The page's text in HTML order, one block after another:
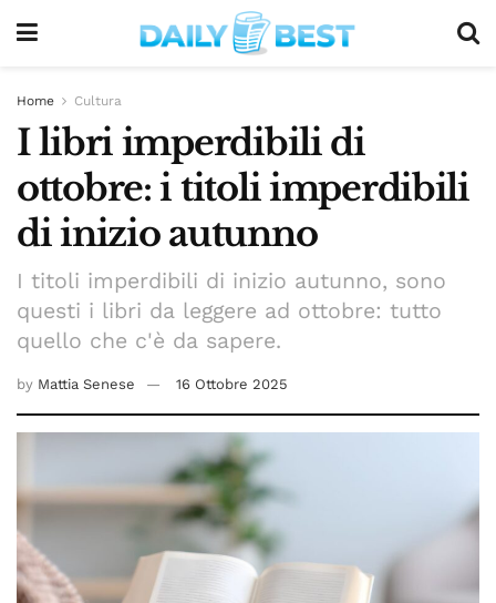
Home Cultura
I libri imperdibili di
ottobre: i titoli imperdibili
di inizio autunno
I titoli imperdibili di inizio autunno, sono
questi i libri da leggere ad ottobre: tutto
quello che c'è da sapere.
by Mattia Senese 16 Ottobre 2025